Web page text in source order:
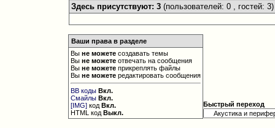
Здесь присутствуют: 3 (пользователей: 0 , гостей: 3)
Ваши права в разделе
Выне можете создавать темы
Выне можете отвечать на сообщения
Выне можете прикреплять файлы
Выне можете редактировать сообщения
BB коды Вкл.
Смайлы Вкл.
[IMG] кодВкл.
HTML кодВыкл.
Быстрый переход